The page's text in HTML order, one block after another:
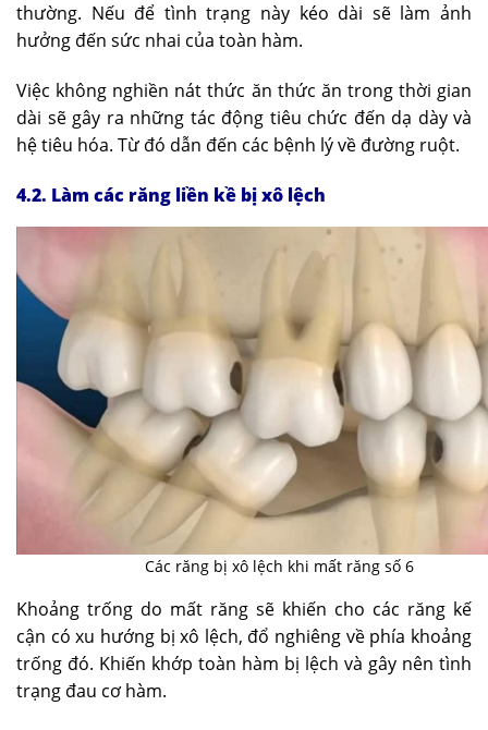
thường. Nếu để tình trạng này kéo dài sẽ làm ảnh
hưởng đến sức nhai của toàn hàm.
Việc không nghiền nát thức ăn thức ăn trong thời gian
dài sẽ gây ra những tác động tiêu chức đến dạ dày và
hệ tiêu hóa. Từ đó dẫn đến các bệnh lý về đường ruột.
4.2. Làm các răng liền kề bị xô lệch
Các răng bị xô lệch khi mất răng số 6
Khoảng trống do mất răng sẽ khiến cho các răng kế
cận có xu hướng bị xô lệch, đổ nghiêng về phía khoảng
trống đó. Khiến khớp toàn hàm bị lệch và gây nên tình
trạng đau cơ hàm.